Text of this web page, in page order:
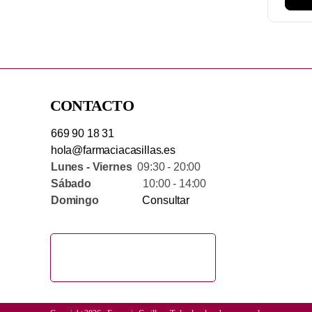
CONTACTO
669 90 18 31
hola@farmaciacasillas.es
Lunes - Viernes09:30 - 20:00
Sábado10:00 - 14:00
Domingo
Consultar